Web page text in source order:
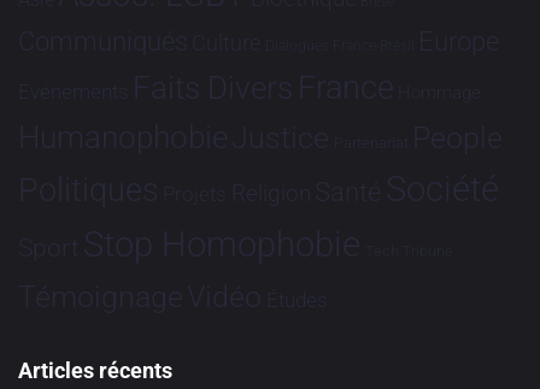
Communiqués Culture Dialogues France-Brésil Europe
Evénements Faits Divers France Hommage
HumanophobieJustice Partenariat People
Politiques Projets Religion Santé Société
Sport Stop Homophobie Tech Tribune
TémoignageVidéo Études
Articles récents